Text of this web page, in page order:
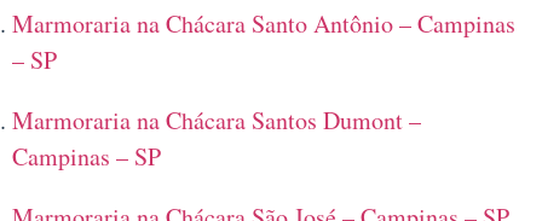
Marmoraria na Chácara Santo Antônio – Campinas
– SP
Marmoraria na Chácara Santos Dumont –
Campinas – SP